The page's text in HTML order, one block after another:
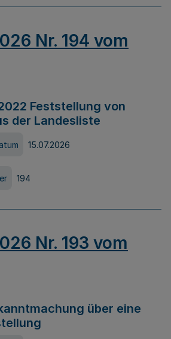
Nr. 194 vom
Feststellung von
der Landesliste
15.07.2026
194
Nr. 193 vom
über eine